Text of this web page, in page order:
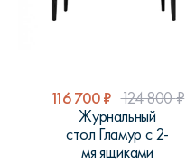
116 700₽ 124 800₽
Журнальный
стол Гламур с 2-
мя ящиками